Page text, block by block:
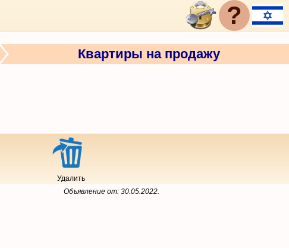
?
Квартиры на продажу
Удалить
Объявление от: 30.05.2022.